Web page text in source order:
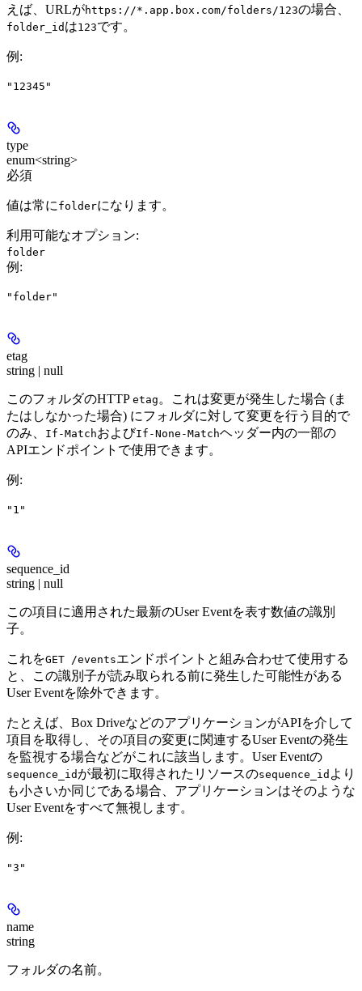
えば、URLがhttps://*.app.box.com/folders/123の場合、
folder_id は123です。
例 :
"12345"
type
enum<string>
必須
値は常に folderになります。
利用可能なオプション:
folder
例 :
"folder"
etag
string | null
このフォルダのHTTP etag 。これは変更が発生した場合 (ま
たはしなかった場合) にフォルダに対して変更を行う目的で
のみ、
If-MatchおよびIf-None-Matchヘッダー内の一部の
APIエンドポイントで使用できます。
例 :
"1"
sequence_id
string | null
この項目に適用された最新のUser Eventを表す数値の識別
子。
これをGET /eventsエンドポイントと組み合わせて使用する
と、この識別子が読み取られる前に発生した可能性がある
User Eventを除外できます。
たとえば、Box DriveなどのアプリケーションがAPIを介して
項目を取得し、その項目の変更に関連するUser Eventの発生
を監視する場合などがこれに該当します。User Eventの
sequence_id が最初に取得されたリソースのsequence_id より
も小さいか同じである場合、アプリケーションはそのような
User Eventをすべて無視します。
例 :
"3"
name
string
フォルダの名前。